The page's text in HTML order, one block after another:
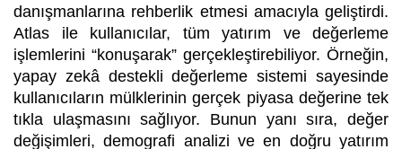
danışmanlarına rehberlik etmesi amacıyla geliştirdi.
Atlas ile kullanıcılar, tüm yatırım ve değerleme
işlemlerini “konuşarak” gerçekleştirebiliyor. Örneğin,
yapay zekâ destekli değerleme sistemi sayesinde
kullanıcıların mülklerinin gerçek piyasa değerine tek
tıkla ulaşmasını sağlıyor. Bunun yanı sıra, değer
değişimleri, demografi analizi ve en doğru yatırım